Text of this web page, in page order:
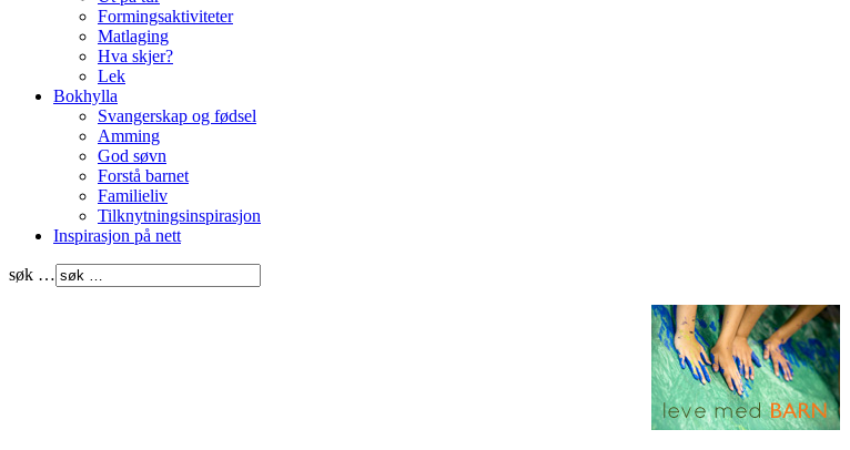
Formingsaktiviteter
Matlaging
Hva skjer?
Lek
Bokhylla
Svangerskap og fødsel
Amming
God søvn
Forstå barnet
Familieliv
Tilknytningsinspirasjon
Inspirasjon på nett
søk …